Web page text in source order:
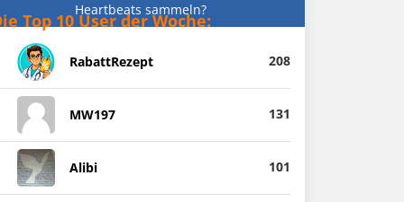
Heartbeats sammeln?
Top 10 User der Woche:
RabattRezept 208
MW197 131
Alibi 101